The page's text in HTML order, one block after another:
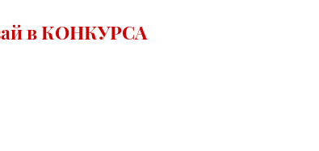
в КОНКУРСА